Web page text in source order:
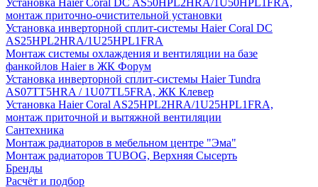
Установка Haier Coral DC AS50HPL2HRA/1U50HPL1FRA,
монтаж приточно-очистительной установки
Установка инверторной сплит-системы Haier Coral DC
AS25HPL2HRA/1U25HPL1FRA
Монтаж системы охлаждения и вентиляции на базе
фанкойлов Haier в ЖК Форум
Установка инверторной сплит-системы Haier Tundra
AS07TT5HRA / 1U07TL5FRA, ЖК Клевер
Установка Haier Coral AS25HPL2HRA/1U25HPL1FRA,
монтаж приточной и вытяжной вентиляции
Сантехника
Монтаж радиаторов в мебельном центре "Эма"
Монтаж радиаторов TUBOG, Верхняя Сысерть
Бренды
Расчёт и подбор